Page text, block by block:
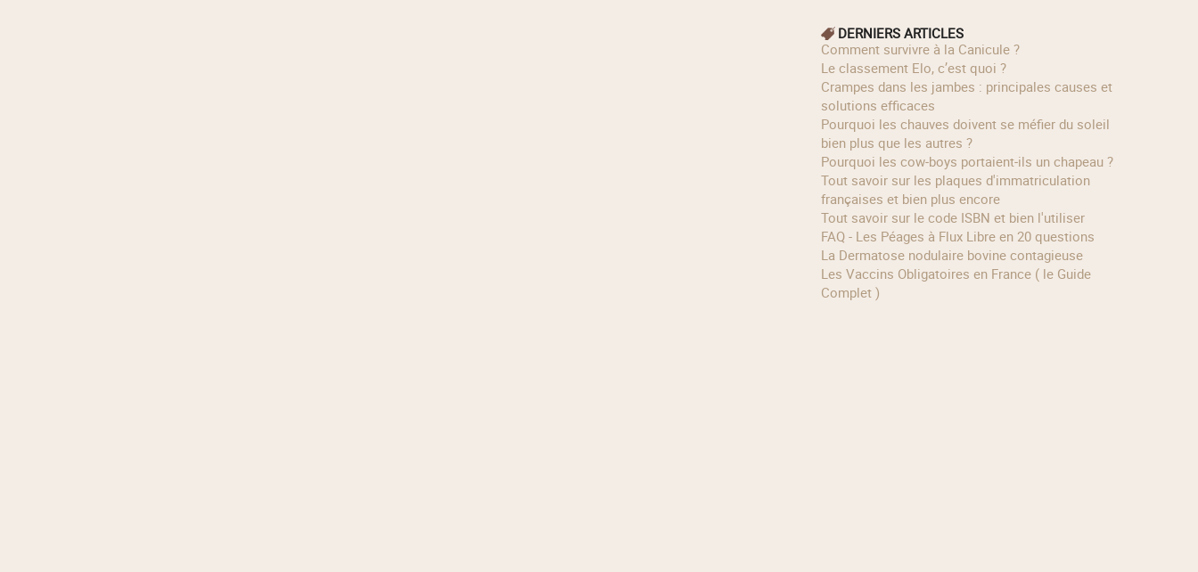
DERNIERS ARTICLES
Comment survivre à la Canicule ?
Le classement Elo, c’est quoi ?
Crampes dans les jambes : principales causes et
solutions efficaces
Pourquoi les chauves doivent se méfier du soleil
bien plus que les autres ?
Pourquoi les cow‑boys portaient‑ils un chapeau ?
Tout savoir sur les plaques d'immatriculation
françaises et bien plus encore
Tout savoir sur le code ISBN et bien l'utiliser
FAQ - Les Péages à Flux Libre en 20 questions
La Dermatose nodulaire bovine contagieuse
Les Vaccins Obligatoires en France ( le Guide
Complet )